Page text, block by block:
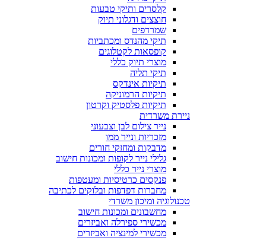
קלסרים ותיקי טבעות
חוצצים ודגלוני תיוק
שמרדפים
תיקי מהנדס ומכתביות
קופסאות לקטלוגים
מוצרי תיוק כללי
תיקי תליה
תיקיות אינדקס
תיקיות הרמוניקה
תיקיות פלסטיק וקרטון
ניירת משרדית
נייר צילום לבן וצבעוני
מזכריות ונייר ממו
מדבקות ומחזקי חורים
גלילי נייר לקופות ומכונות חישוב
מוצרי נייר כללי
פנקסים כרטיסיות ומעטפות
מחברות דפדפות ובלוקים לכתיבה
טכנולוגיה ומיכון משרדי
מחשבונים ומכונות חישוב
מכשירי ספירלה ואביזרים
מכשירי למינציה ואביזרים